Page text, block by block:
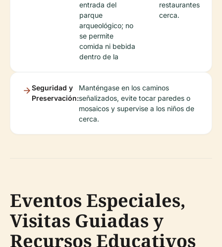
entrada del
parque
arqueológico; no
se permite
comida ni bebida
dentro de la
restaurantes
cerca.
Seguridad y
Preservación:
Manténgase en los caminos
señalizados, evite tocar paredes o
mosaicos y supervise a los niños de
cerca.
Eventos Especiales,
Visitas Guiadas y
Recursos Educativos